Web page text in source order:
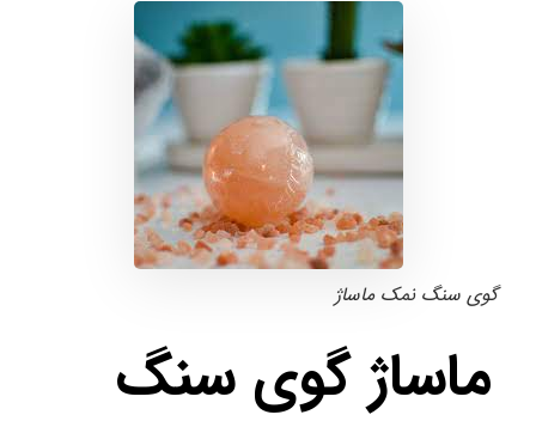
گوی سنگ نمک ماساژ
ماساژ گوی سنگ